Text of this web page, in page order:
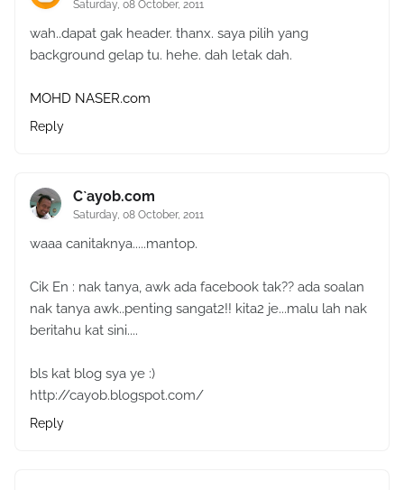
Saturday, 08 October, 2011
wah..dapat gak header. thanx. saya pilih yang
background gelap tu. hehe. dah letak dah.
MOHD NASER.com
Reply
C`ayob.com
Saturday, 08 October, 2011
waaa canitaknya.....mantop.
Cik En : nak tanya, awk ada facebook tak?? ada soalan
nak tanya awk..penting sangat2!! kita2 je...malu lah nak
beritahu kat sini....
bls kat blog sya ye :)
http://cayob.blogspot.com/
Reply